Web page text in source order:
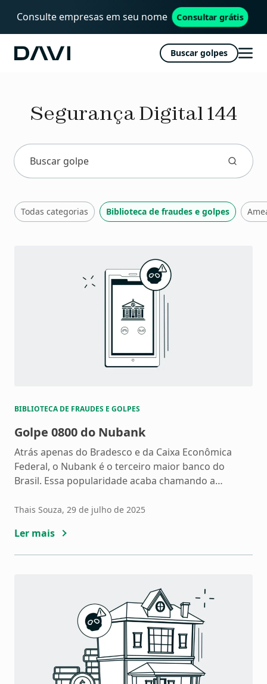
Consulte empresas em seu nome Consultar grátis
Davi Buscar golpes
Abrir
Segurança Digital 144
Todas categorias Biblioteca de fraudes e golpes
BIBLIOTECA DE FRAUDES E GOLPES
Golpe 0800 do Nubank
Atrás apenas do Bradesco e da Caixa Econômica
Federal, o Nubank é o terceiro maior banco do
Brasil. Essa popularidade acaba chamando a
para enganar os clientes com o golpe 0800. Entenda
se proteger e quais medidas tomar […]
Thais Souza, 29 de julho de 2025
Ler mais